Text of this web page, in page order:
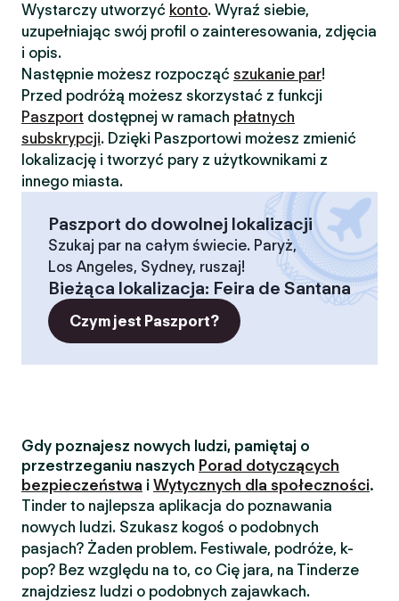
Wystarczy utworzyć konto. Wyraź siebie,
uzupełniając swój profil o zainteresowania, zdjęcia
i opis.
Następnie możesz rozpocząć szukanie par!
Przed podróżą możesz skorzystać z funkcji
Paszport dostępnej w ramach płatnych
subskrypcji. Dzięki Paszportowi możesz zmienić
lokalizację i tworzyć pary z użytkownikami z
innego miasta.
Paszport do dowolnej lokalizacji
Szukaj par na całym świecie. Paryż,
Los Angeles, Sydney, ruszaj!
Bieżąca lokalizacja: Feira de Santana
Czym jest Paszport?
Gdy poznajesz nowych ludzi, pamiętaj o
przestrzeganiu naszych Porad dotyczących
bezpieczeństwa i Wytycznych dla społeczności.
Tinder to najlepsza aplikacja do poznawania
nowych ludzi. Szukasz kogoś o podobnych
pasjach? Żaden problem. Festiwale, podróże, k-
pop? Bez względu na to, co Cię jara, na Tinderze
znajdziesz ludzi o podobnych zajawkach.